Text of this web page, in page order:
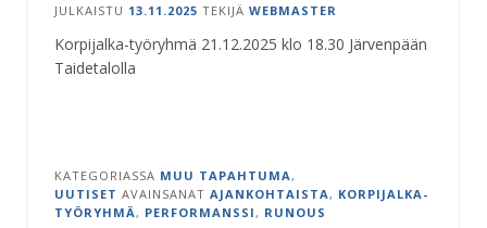
JULKAISTU 13.11.2025 TEKIJÄ WEBMASTER
Korpijalka-työryhmä 21.12.2025 klo 18.30 Järvenpään
Taidetalolla
KATEGORIASSA MUU TAPAHTUMA ,
UUTISET AVAINSANAT AJANKOHTAISTA , KORPIJALKA-
TYÖRYHMÄ , PERFORMANSSI , RUNOUS